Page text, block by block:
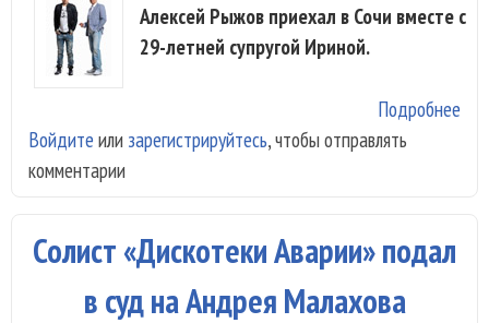
Алексей Рыжов приехал в Сочи вместе с
29-летней супругой Ириной.
Подробнее
Войдите или зарегистрируйтесь, чтобы отправлять
комментарии
Солист «Дискотеки Аварии» подал
в суд на Андрея Малахова